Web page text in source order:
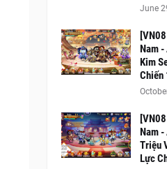
June
Nam
Kim
Chiến
Nam
Triệu
Lực